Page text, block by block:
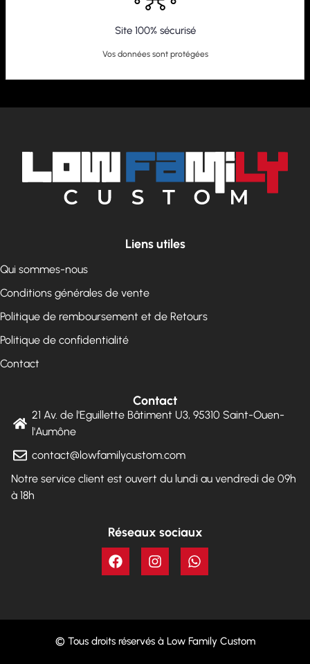
Site 100% sécurisé
Vos données sont protégées
Liens utiles
Qui sommes-nous
Conditions générales de vente
Politique de remboursement et de Retours
Politique de confidentialité
Contact
Contact
21 Av. de l'Eguillette Bâtiment U3, 95310 Saint-Ouen-
l'Aumône
contact@lowfamilycustom.com
Notre service client est ouvert du lundi au vendredi de 09h
à 18h
Réseaux sociaux
© Tous droits réservés à Low Family Custom